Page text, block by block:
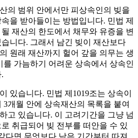
의 범위 안에서만 피상속인의 빚을
을 받아들이는 방법입니다. 민법 제
재산의 한도에서 채무와 유증을 변
니다. 그래서 남긴 빚이 재산보다
원래 재산까지 헐어 갚을 의무는 생
를 가늠하기 어려운 상속에서 상속인
있습니다. 민법 제1019조는 상속이
개월 안에 상속재산의 목록을 붙여
고 있습니다. 이 고려기간을 그냥 넘
취급되어 빚 전부를 떠안을 수 있
다면 무엇보다 남은 기간부터 따져